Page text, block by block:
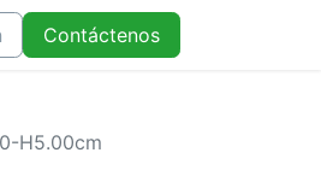
Contáctenos
H5.00cm